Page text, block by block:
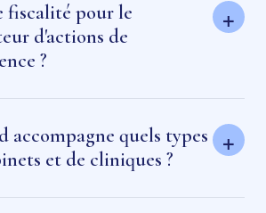
fiscalité pour le
d'actions de
?
+
accompagne quels types
et de cliniques ?
+